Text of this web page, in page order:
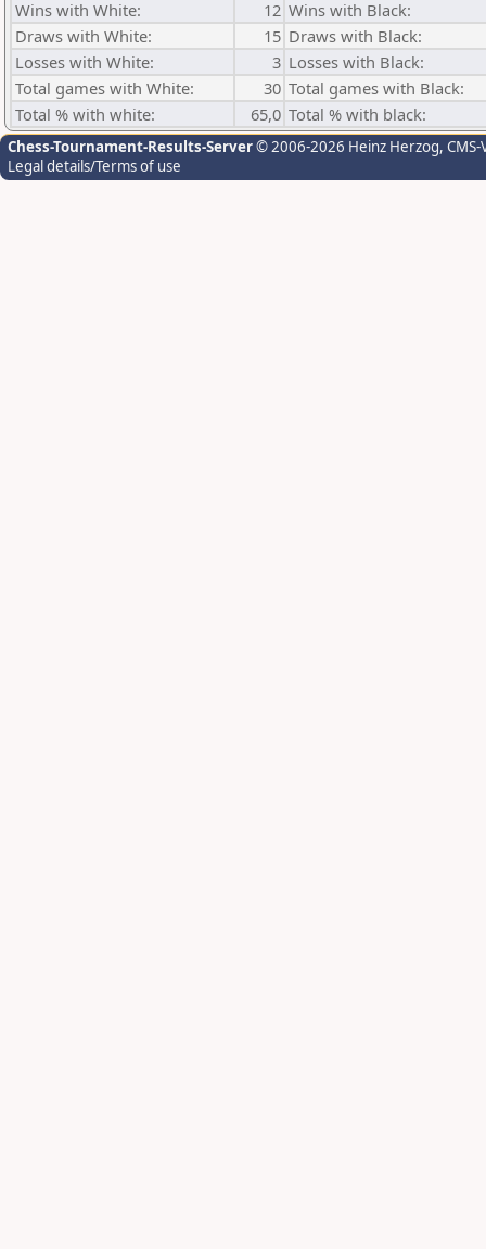
Wins with White:
12 Wins with Black:
Draws with White:
15 Draws with Black:
Losses with White:
3 Losses with Black:
Total games with White:
30 Total games with Black:
Total % with white:
65,0 Total % with black:
Chess-Tournament-Results-Server© 2006-2026 Heinz Herzog,
Legal details/Terms of use